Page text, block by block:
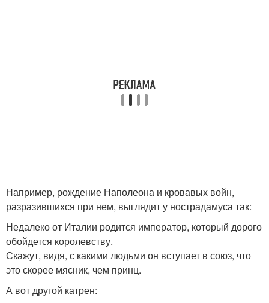
Например, рождение Наполеона и кровавых войн,
разразившихся при нем, выглядит у нострадамуса так:
Недалеко от Италии родится император, который дорого
обойдется королевству.
Скажут, видя, с какими людьми он вступает в союз, что
это скорее мясник, чем принц.
А вот другой катрен: